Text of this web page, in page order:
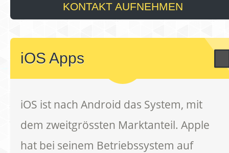
KONTAKT AUFNEHMEN
iOS Apps
iOS ist nach Android das System, mit
dem zweitgrössten Marktanteil. Apple
hat bei seinem Betriebssystem auf